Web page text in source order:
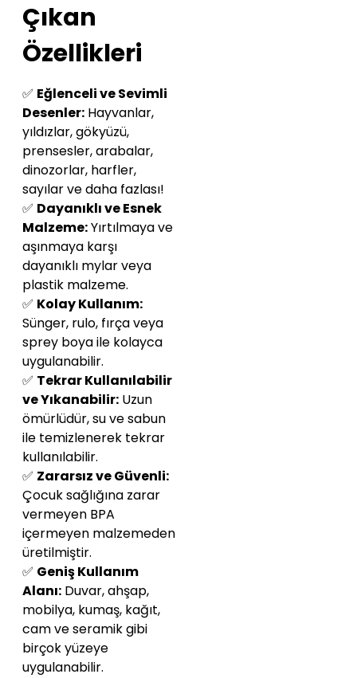
Çıkan
Özellikleri
✅ Eğlenceli ve Sevimli
Desenler: Hayvanlar,
yıldızlar, gökyüzü,
prensesler, arabalar,
dinozorlar, harfler,
sayılar ve daha fazlası!
✅ Dayanıklı ve Esnek
Malzeme:Yırtılmaya ve
aşınmaya karşı
dayanıklı mylar veya
plastik malzeme.
✅ Kolay Kullanım:
Sünger, rulo, fırça veya
sprey boya ile kolayca
uygulanabilir.
✅ Tekrar Kullanılabilir
ve Yıkanabilir: Uzun
ömürlüdür, su ve sabun
ile temizlenerek tekrar
kullanılabilir.
✅ Zararsız ve Güvenli:
Çocuk sağlığına zarar
vermeyen BPA
içermeyen malzemeden
üretilmiştir.
✅ Geniş Kullanım
Alanı: Duvar, ahşap,
mobilya, kumaş, kağıt,
cam ve seramik gibi
birçok yüzeye
uygulanabilir.